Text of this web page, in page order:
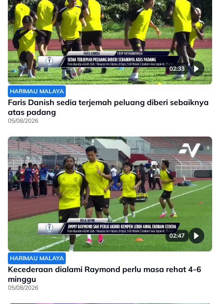
02:33
HARIMAU MALAYA
Faris Danish sedia terjemah peluang diberi sebaiknya
atas padang
05/08/2026
02:47
HARIMAU MALAYA
Kecederaan dialami Raymond perlu masa rehat 4-6
minggu
05/08/2026